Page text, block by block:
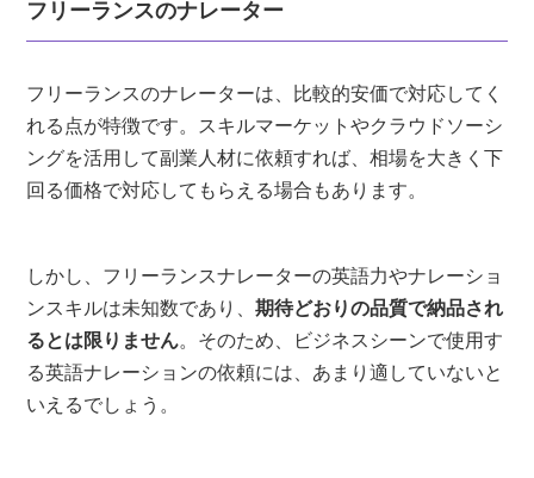
フリーランスのナレーター
フリーランスのナレーターは、比較的安価で対応してく
れる点が特徴です。スキルマーケットやクラウドソーシ
ングを活用して副業人材に依頼すれば、相場を大きく下
回る価格で対応してもらえる場合もあります。
しかし、フリーランスナレーターの英語力やナレーショ
ンスキルは未知数であり、期待どおりの品質で納品され
るとは限りません。そのため、ビジネスシーンで使用す
る英語ナレーションの依頼には、あまり適していないと
いえるでしょう。